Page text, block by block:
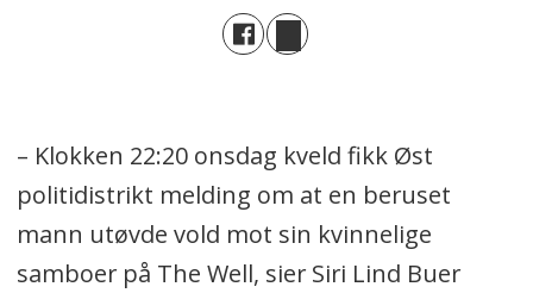
– Klokken 22:20 onsdag kveld fikk Øst
politidistrikt melding om at en beruset
mann utøvde vold mot sin kvinnelige
samboer på The Well, sier Siri Lind Buer